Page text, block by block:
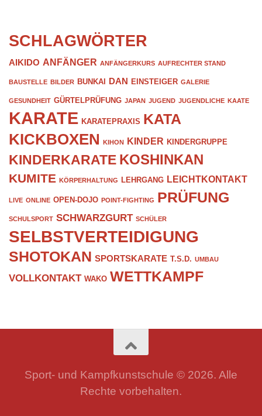
SCHLAGWÖRTER
AIKIDO ANFÄNGER ANFÄNGERKURS AUFRECHTER STAND
BAUSTELLE BILDER BUNKAI DAN EINSTEIGER GALERIE
GESUNDHEIT GÜRTELPRÜFUNG JAPAN JUGEND JUGENDLICHE KAATE
KARATE KARATEPRAXIS KATA
KICKBOXEN KIHON KINDER KINDERGRUPPE
KINDERKARATE KOSHINKAN
KUMITE KÖRPERHALTUNG LEHRGANG LEICHTKONTAKT
LIVE ONLINE OPEN-DOJO POINT-FIGHTING PRÜFUNG
SCHULSPORT SCHWARZGURT SCHÜLER
SELBSTVERTEIDIGUNG
SHOTOKAN SPORTSKARATE T.S.D. UMBAU
VOLLKONTAKT WAKO WETTKAMPF
Sport- und Kampfkunstschule © 2026. Alle
Rechte vorbehalten.